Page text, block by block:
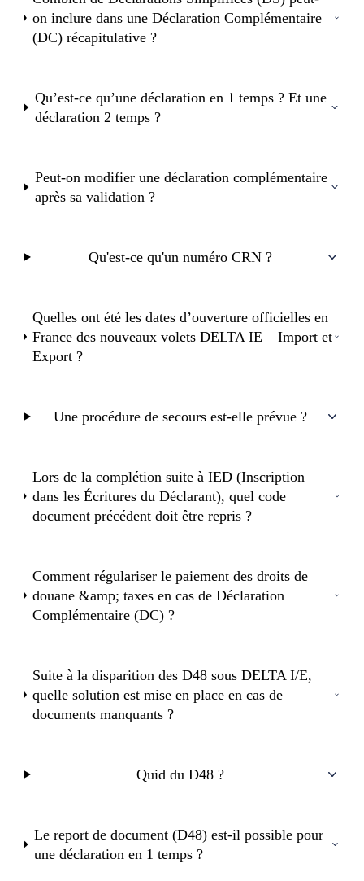
on inclure dans une Déclaration Complémentaire
(DC) récapitulative ?
Qu’est-ce qu’une déclaration en 1 temps ? Et une
déclaration 2 temps ?
Peut-on modifier une déclaration complémentaire
après sa validation ?
Qu'est-ce qu'un numéro CRN ?
Quelles ont été les dates d’ouverture officielles en
France des nouveaux volets DELTA IE – Import et
Export ?
Une procédure de secours est-elle prévue ?
Lors de la complétion suite à IED (Inscription
dans les Écritures du Déclarant), quel code
document précédent doit être repris ?
Comment régulariser le paiement des droits de
douane &amp; taxes en cas de Déclaration
Complémentaire (DC) ?
Suite à la disparition des D48 sous DELTA I/E,
quelle solution est mise en place en cas de
documents manquants ?
Quid du D48 ?
Le report de document (D48) est-il possible pour
une déclaration en 1 temps ?